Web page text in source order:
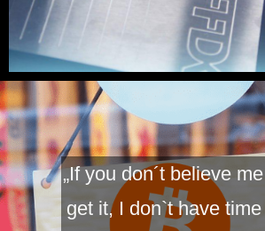
„If you don´t believe
get it, I don`t have